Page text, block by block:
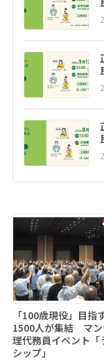
「100歳現役」目指
1500人が集結 マン
理代務員イベント「
シップ」